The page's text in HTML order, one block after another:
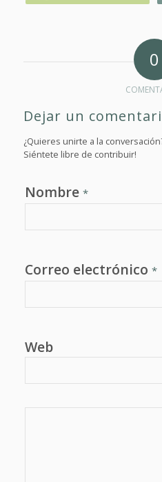
0
Dejar un
¿Quieres unirte a la
Siéntete libre de contribuir!
Nombre *
Correo electrónico *
Web